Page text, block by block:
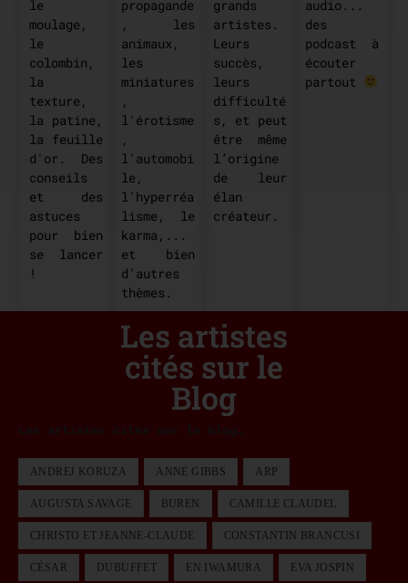
le
moulage,
le
colombin,
la
texture,
la patine,
la feuille
d'or. Des
conseils
et des
astuces
pour bien
se lancer
!
propagande
, les
animaux,
les
miniatures
,
l'érotisme
,
l'automobi
le,
l'hyperréa
lisme, le
karma,...
et bien
d'autres
thèmes.
grands
artistes.
Leurs
succès,
leurs
difficulté
s, et peut
être même
l’origine
de leur
élan
créateur.
audio...
des
podcast à
écouter
partout
Les artistes
cités sur le
Blog
ANDREJ KORUZA ANNE GIBBS ARP
AUGUSTA SAVAGE BUREN CAMILLE CLAUDEL
CHRISTO ET JEANNE-CLAUDE CONSTANTIN BRANCUSI
CÉSAR DUBUFFET EN IWAMURA EVA JOSPIN